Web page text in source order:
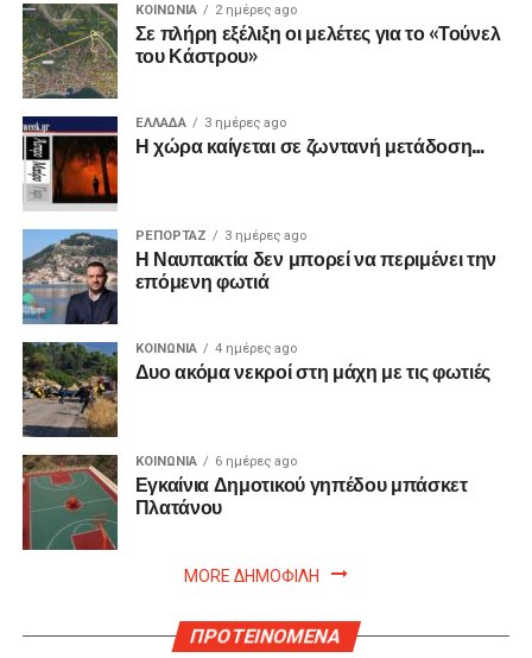
ΚΟΙΝΩΝΙΑ 2 ημέρες ago
Σε πλήρη εξέλιξη οι μελέτες για το «Τούνελ
του Κάστρου»
ΕΛΛΑΔΑ 3 ημέρες ago
Η χώρα καίγεται σε ζωντανή μετάδοση…
ΡΕΠΟΡΤΑΖ 3 ημέρες ago
Η Ναυπακτία δεν μπορεί να περιμένει την
επόμενη φωτιά
ΚΟΙΝΩΝΙΑ 4 ημέρες ago
Δυο ακόμα νεκροί στη μάχη με τις φωτιές
ΚΟΙΝΩΝΙΑ 6 ημέρες ago
Εγκαίνια Δημοτικού γηπέδου μπάσκετ
Πλατάνου
MORE ΔΗΜΟΦΙΛΗ
ΠΡΟΤΕΙΝΟΜΕΝΑ